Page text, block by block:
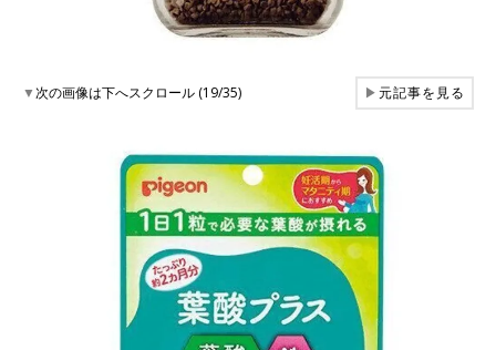
▼次の画像は下へスクロール (19/35) ▶元記事を見る